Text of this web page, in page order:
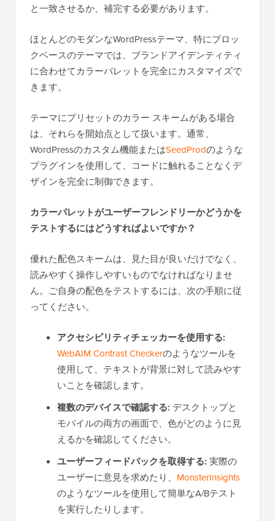
と一致させるか、補完する必要があります。
ほとんどのモダンなWordPressテーマ、特にブロッ
クベースのテーマでは、ブランドアイデンティティ
に合わせてカラーパレットを完全にカスタマイズで
きます。
テーマにプリセットのカラー スキームがある場合
は、それらを開始点として扱います。通常、
WordPressのカスタム機能またはSeedProdのような
プラグインを使用して、コードに触れることなくデ
ザインを完全に制御できます。
カラーパレットがユーザーフレンドリーかどうかを
テストするにはどうすればよいですか？
優れた配色スキームは、見た目が良いだけでなく、
読みやすく操作しやすいものでなければなりませ
ん。ご自身の配色をテストするには、次の手順に従
ってください。
アクセシビリティチェッカーを使用する:
WebAIM Contrast Checkerのようなツールを
使用して、テキストが背景に対して読みやす
いことを確認します。
複数のデバイスで確認する: デスクトップと
モバイルの両方の画面で、色がどのように見
えるかを確認してください。
ユーザーフィードバックを取得する: 実際の
ユーザーに意見を求めたり、 MonsterInsights
のようなツールを使用して簡単なA/Bテスト
を実行したりします。